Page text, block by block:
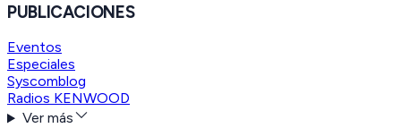
PUBLICACIONES
Eventos
Especiales
Syscomblog
Radios KENWOOD
Ver más